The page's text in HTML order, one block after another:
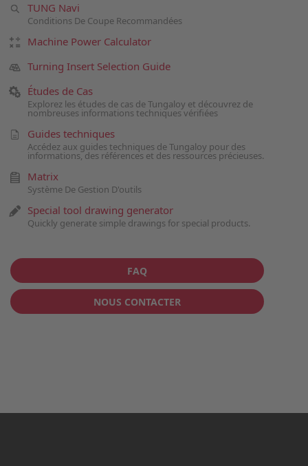
TUNG Navi
Conditions De Coupe Recommandées
Machine Power Calculator
Turning Insert Selection Guide
Études de Cas
Explorez les études de cas de Tungaloy et découvrez de
nombreuses informations techniques vérifiées
Guides techniques
Accédez aux guides techniques de Tungaloy pour des
informations, des références et des ressources précieuses.
Matrix
Système De Gestion D'outils
Special tool drawing generator
Quickly generate simple drawings for special products.
FAQ
NOUS CONTACTER